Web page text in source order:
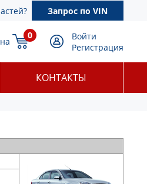
Запрос по VIN
0
Войти
Регистрация
КОНТАКТЫ